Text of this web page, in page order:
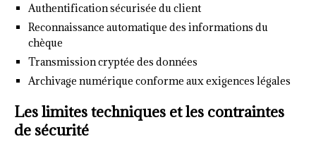
Authentification sécurisée du client
Reconnaissance automatique des informations du
chèque
Transmission cryptée des données
Archivage numérique conforme aux exigences légales
Les limites techniques et les contraintes
de sécurité